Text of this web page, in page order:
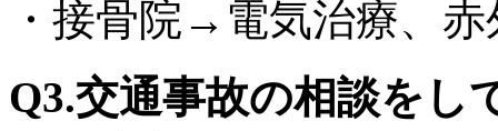
・接骨院→電気治療、
Q3.交通事故の相談をし